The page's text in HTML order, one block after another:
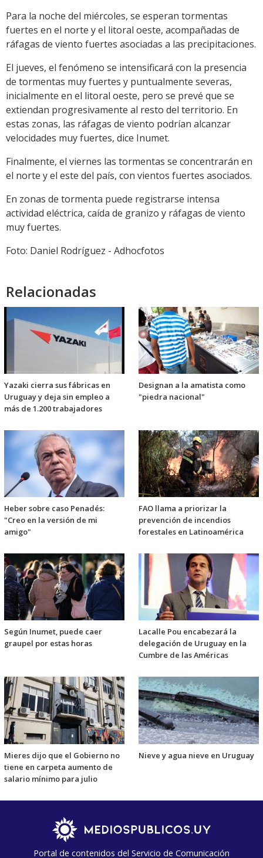
Para la noche del miércoles, se esperan tormentas
fuertes en el norte y el litoral oeste, acompañadas de
ráfagas de viento fuertes asociadas a las precipitaciones.
El jueves, el fenómeno se intensificará con la presencia
de tormentas muy fuertes y puntualmente severas,
inicialmente en el litoral oeste, pero se prevé que se
extiendan progresivamente al resto del territorio. En
estas zonas, las ráfagas de viento podrían alcanzar
velocidades muy fuertes, dice Inumet.
Finalmente, el viernes las tormentas se concentrarán en
el norte y el este del país, con vientos fuertes asociados.
En zonas de tormenta puede registrarse intensa
actividad eléctrica, caída de granizo y ráfagas de viento
muy fuertes.
Foto: Daniel Rodríguez - Adhocfotos
Relacionadas
Yazaki cierra sus fábricas en
Uruguay y deja sin empleo a
más de 1.200 trabajadores
Designan a la amatista como
"piedra nacional"
Heber sobre caso Penadés:
"Creo en la versión de mi
amigo"
FAO llama a priorizar la
prevención de incendios
forestales en Latinoamérica
Según Inumet, puede caer
graupel por estas horas
Lacalle Pou encabezará la
delegación de Uruguay en la
Cumbre de las Américas
Mieres dijo que el Gobierno no
tiene en carpeta aumento de
salario mínimo para julio
Nieve y agua nieve en Uruguay
Portal de contenidos del Servicio de Comunicación